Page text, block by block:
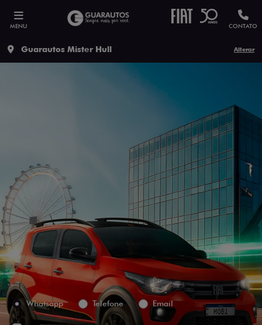
MENU CONTATO
Guarautos Mister Hull Alterar
ESTOU INTERESSADO
Versão escolhida
Preferência de contato:
Whatsapp
Telefone Email